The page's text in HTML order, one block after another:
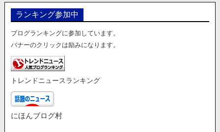
リ
ランキング参加中
ブログランキングに参加しています。
バナーのクリックは励みになります。
トレンドニュースランキング
にほんブログ村